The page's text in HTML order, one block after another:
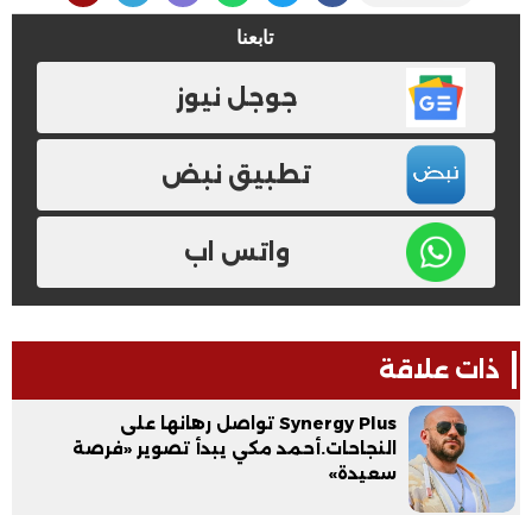
تابعنا
جوجل نيوز
تطبيق نبض
واتس اب
ذات علاقة
Synergy Plus تواصل رهانها على
النجاحات.أحمد مكي يبدأ تصوير «فرصة
سعيدة»